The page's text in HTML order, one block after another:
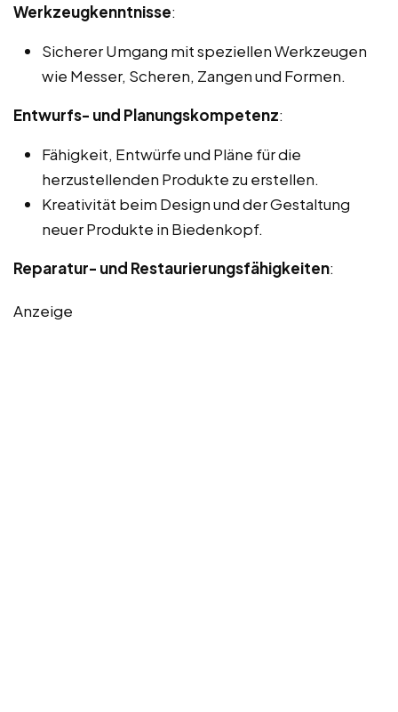
Werkzeugkenntnisse:
Sicherer Umgang mit speziellen Werkzeugen
wie Messer, Scheren, Zangen und Formen.
Entwurfs- und Planungskompetenz:
Fähigkeit, Entwürfe und Pläne für die
herzustellenden Produkte zu erstellen.
Kreativität beim Design und der Gestaltung
neuer Produkte in Biedenkopf.
Reparatur- und Restaurierungsfähigkeiten:
Anzeige